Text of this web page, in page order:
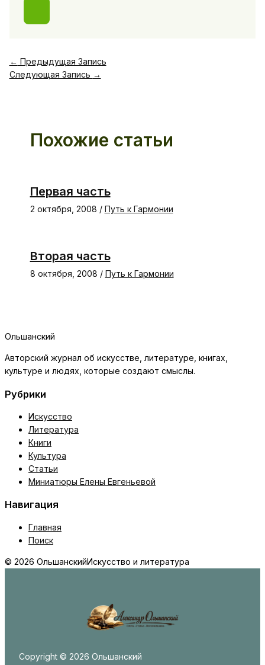
← Предыдущая Запись
Следующая Запись →
Похожие статьи
Первая часть
2 октября, 2008 / Путь к Гармонии
Вторая часть
8 октября, 2008 / Путь к Гармонии
Ольшанский
Авторский журнал об искусстве, литературе, книгах,
культуре и людях, которые создают смыслы.
Рубрики
Искусство
Литература
Книги
Культура
Статьи
Миниатюры Елены Евгеньевой
Навигация
Главная
Поиск
© 2026 ОльшанскийИскусство и литература
Copyright © 2026 Ольшанский